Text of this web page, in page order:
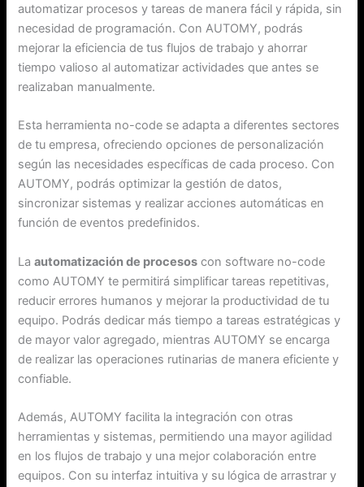
automatizar procesos y tareas de manera fácil y rápida, sin
necesidad de programación. Con AUTOMY, podrás
mejorar la eficiencia de tus flujos de trabajo y ahorrar
tiempo valioso al automatizar actividades que antes se
realizaban manualmente.
Esta herramienta no-code se adapta a diferentes sectores
de tu empresa, ofreciendo opciones de personalización
según las necesidades específicas de cada proceso. Con
AUTOMY, podrás optimizar la gestión de datos,
sincronizar sistemas y realizar acciones automáticas en
función de eventos predefinidos.
Laautomatización de procesos con software no-code
como AUTOMY te permitirá simplificar tareas repetitivas,
reducir errores humanos y mejorar la productividad de tu
equipo. Podrás dedicar más tiempo a tareas estratégicas y
de mayor valor agregado, mientras AUTOMY se encarga
de realizar las operaciones rutinarias de manera eficiente y
confiable.
Además, AUTOMY facilita la integración con otras
herramientas y sistemas, permitiendo una mayor agilidad
en los flujos de trabajo y una mejor colaboración entre
equipos. Con su interfaz intuitiva y su lógica de arrastrar y